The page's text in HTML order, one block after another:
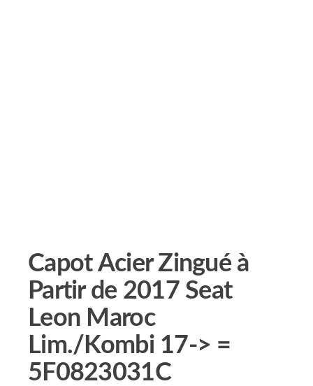
Capot Acier Zingué à
Partir de 2017 Seat
Leon Maroc
Lim./Kombi 17-> =
5F0823031C